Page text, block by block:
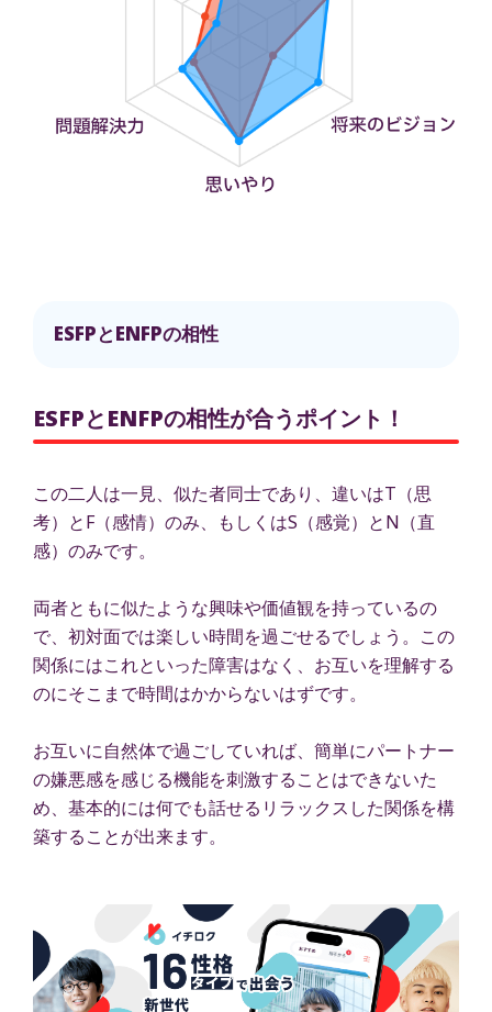
ESFPとENFPの相性
ESFPとENFPの相性が合うポイント！
この二人は一見、似た者同士であり、違いはT（思
考）とF（感情）のみ、もしくはS（感覚）とN（直
感）のみです。
両者ともに似たような興味や価値観を持っているの
で、初対面では楽しい時間を過ごせるでしょう。この
関係にはこれといった障害はなく、お互いを理解する
のにそこまで時間はかからないはずです。
お互いに自然体で過ごしていれば、簡単にパートナー
の嫌悪感を感じる機能を刺激することはできないた
め、基本的には何でも話せるリラックスした関係を構
築することが出来ます。